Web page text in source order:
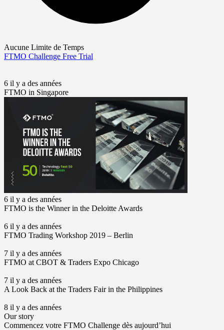
Aucune Limite de Temps
FTMO Challenge Free Trial
6 il y a des années
FTMO in Singapore
6 il y a des années
FTMO is the Winner in the Deloitte Awards
6 il y a des années
FTMO Trading Workshop 2019 – Berlin
7 il y a des années
FTMO at CBOT & Traders Expo Chicago
7 il y a des années
A Look Back at the Traders Fair in the Philippines
8 il y a des années
Our story
Commencez votre FTMO Challenge dès aujourd’hui